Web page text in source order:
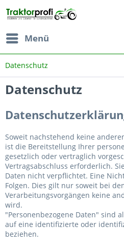
Menü
Datenschutz
Datenschutz
Soweit nachstehend keine
ist die Bereitstellung Ihrer
gesetzlich oder vertraglich
Vertragsabschluss erforderlich.
Daten nicht verpflichtet. Eine
Folgen. Dies gilt nur soweit bei
Verarbeitungsvorgängen keine
wird.
"Personenbezogene Daten" sind
auf eine identifizierte oder
beziehen.